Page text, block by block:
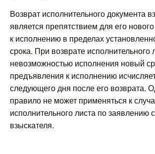
Возврат исполнительного документа
является препятствием для его
к исполнению в пределах
срока. При возврате исполнительного
невозможностью исполнения новый
предъявления к исполнению
следующего дня после его возврата.
правило не может применяться к
исполнительного листа по заявлению
взыскателя.